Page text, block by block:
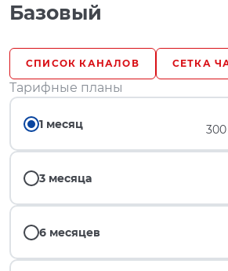
Базовый
СПИСОК КАНАЛОВ СЕТКА
Тарифные планы
1 месяц
3 месяца
6 месяцев